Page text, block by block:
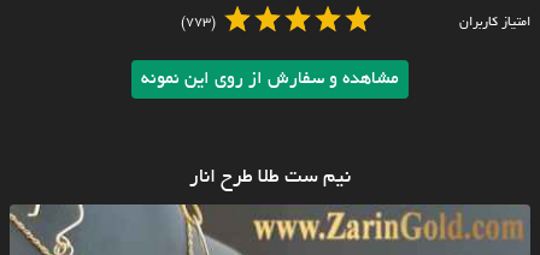
امتیاز کاربران (773)
مشاهده و سفارش از روی این نمونه
نیم ست طلا طرح انار